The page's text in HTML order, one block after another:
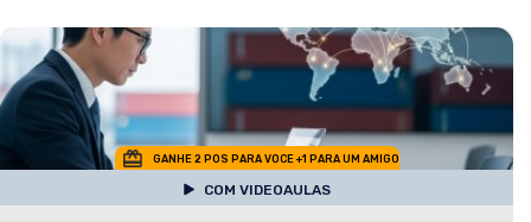
GANHE 2 POS PARA VOCE +1 PARA UM AMIGO
COM VIDEOAULAS